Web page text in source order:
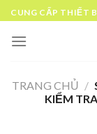
Skip
to
content
CUNG CẤP THIẾT
TRANG CHỦ /
KIỂM